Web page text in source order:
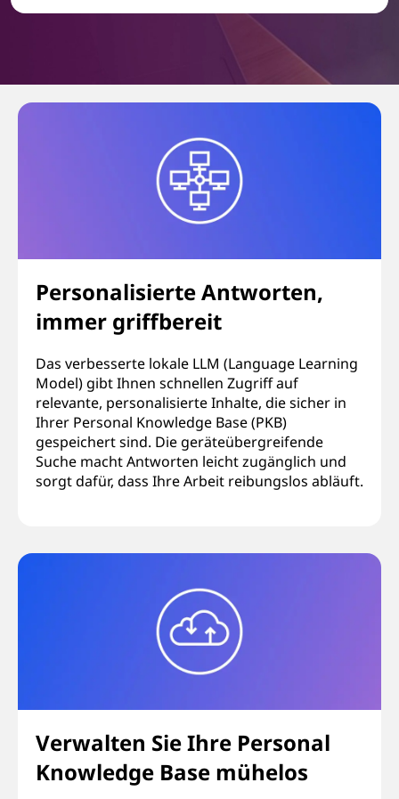
Personalisierte Antworten,
immer griffbereit
Das verbesserte lokale LLM (Language Learning
Model) gibt Ihnen schnellen Zugriff auf
relevante, personalisierte Inhalte, die sicher in
Ihrer Personal Knowledge Base (PKB)
gespeichert sind. Die geräteübergreifende
Suche macht Antworten leicht zugänglich und
sorgt dafür, dass Ihre Arbeit reibungslos abläuft.
Verwalten Sie Ihre Personal
Knowledge Base mühelos